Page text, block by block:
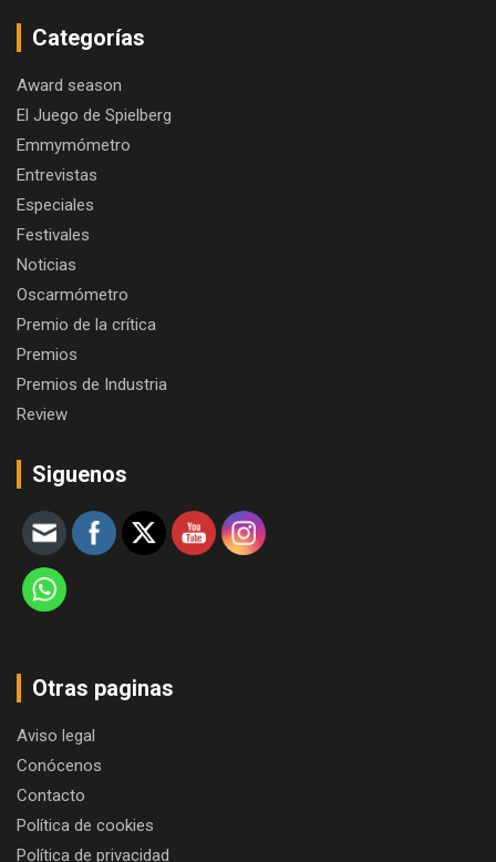
Categorías
Award season
El Juego de Spielberg
Emmymómetro
Entrevistas
Especiales
Festivales
Noticias
Oscarmómetro
Premio de la crítica
Premios
Premios de Industria
Review
Siguenos
Otras paginas
Aviso legal
Conócenos
Contacto
Política de cookies
Política de privacidad